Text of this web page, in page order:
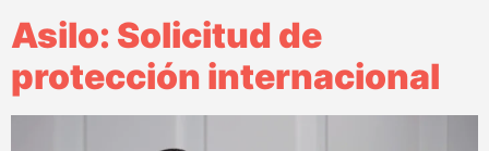
Asilo: Solicitud de
protección internacional